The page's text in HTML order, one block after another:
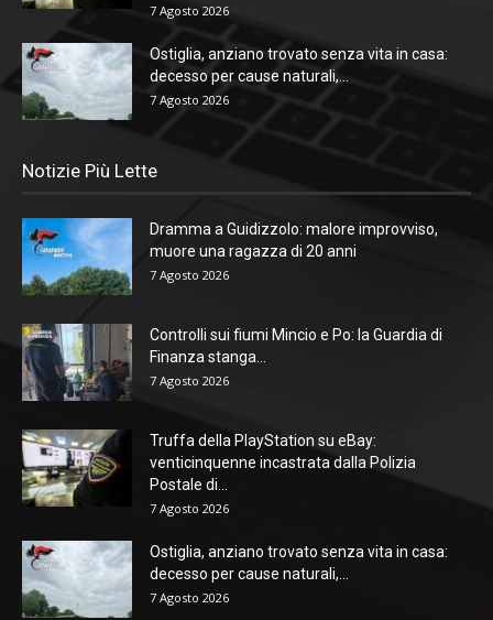
7 Agosto 2026
Ostiglia, anziano trovato senza vita in casa:
decesso per cause naturali,...
7 Agosto 2026
Notizie Più Lette
Dramma a Guidizzolo: malore improvviso,
muore una ragazza di 20 anni
7 Agosto 2026
Controlli sui fiumi Mincio e Po: la Guardia di
Finanza stanga...
7 Agosto 2026
Truffa della PlayStation su eBay:
venticinquenne incastrata dalla Polizia
Postale di...
7 Agosto 2026
Ostiglia, anziano trovato senza vita in casa:
decesso per cause naturali,...
7 Agosto 2026